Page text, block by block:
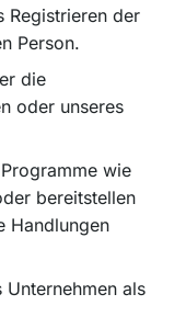
Registrieren der
Person.
die
oder unseres
wie
bereitstellen
Handlungen
als